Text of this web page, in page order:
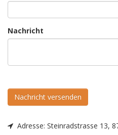
Nachricht
Nachricht versenden
Adresse: Steinradstrasse 13,